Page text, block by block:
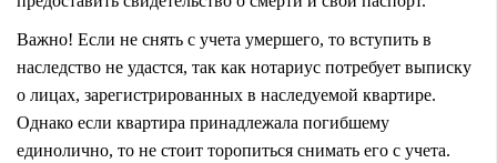
Важно! Если не снять с учета умершего, то вступить в
наследство не удастся, так как нотариус потребует выписку
о лицах, зарегистрированных в наследуемой квартире.
Однако если квартира принадлежала погибшему
единолично, то не стоит торопиться снимать его с учета.